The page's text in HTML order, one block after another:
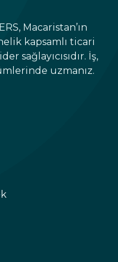
Macaristan’ın
kapsamlı ticari
sağlayıcısıdır. İş,
uzmanız.